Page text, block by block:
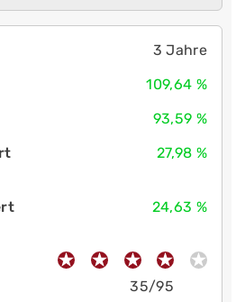
3 Jahre
109,64 %
93,59 %
27,98 %
24,63 %
35/95